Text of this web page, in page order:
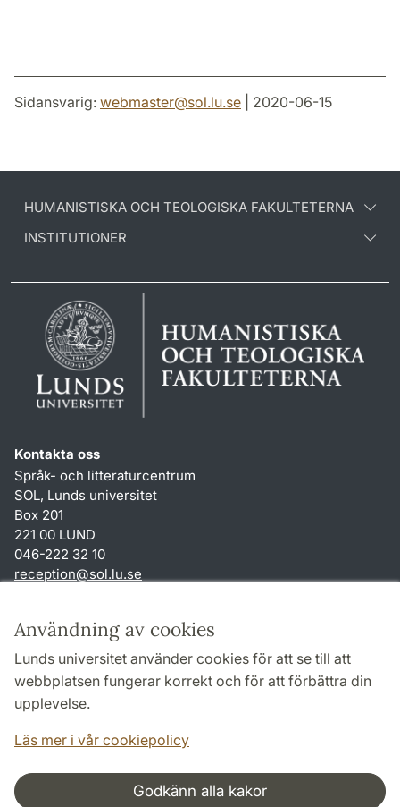
Användning av cookies
Lunds universitet använder cookies för att se till att
webbplatsen fungerar korrekt och för att förbättra din
upplevelse.
Läs mer i vår cookiepolicy
Godkänn alla kakor
Sidansvarig: webmaster@sol.lu.se | 2020-06-15
HUMANISTISKA OCH TEOLOGISKA FAKULTETERNA
INSTITUTIONER
Kontakta oss
Språk- och litteraturcentrum
SOL, Lunds universitet
Box 201
221 00 LUND
046-222 32 10
reception@sol.lu.se
Genvägar
Om webbplatsen och cookies
Behandling av personuppgifter
Tillgänglighetsredogörelse